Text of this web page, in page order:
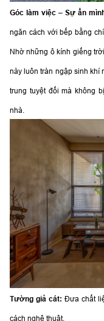
Góc làm việc – Sự ẩn
ngăn cách với bếp bằng
Nhờ những ô kính giếng
này luôn tràn ngập sinh khí
trung tuyệt đối mà không
nhà.
Tường giả cát: Đưa chất
cách nghệ thuật.